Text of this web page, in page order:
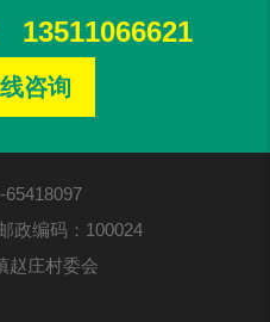
13511066621
咨询
政编码：100024
赵庄村委会